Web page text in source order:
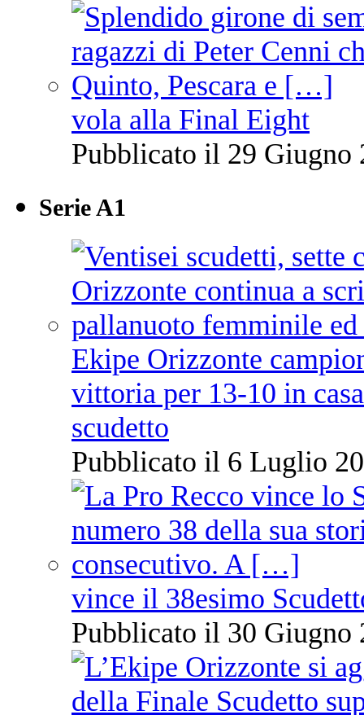
vola alla Final Eight
Pubblicato il 29 Giugno
Serie A1
Ekipe Orizzonte
vittoria per 13-10 in
scudetto
Pubblicato il 6 Luglio
vince il 38esimo
Pubblicato il 30 Giugno